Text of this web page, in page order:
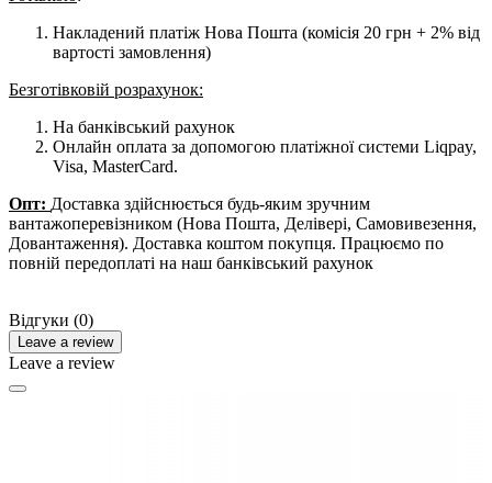
Накладений платіж Нова Пошта (комісія 20 грн + 2% від
вартості замовлення)
Безготівковій розрахунок:
На банківський рахунок
Онлайн оплата за допомогою платіжної системи Liqpay,
Visa, MasterCard.
Опт: Доставка здійснюється будь-яким зручним
вантажоперевізником (Нова Пошта, Делівері, Самовивезення,
Довантаження). Доставка коштом покупця. Працюємо по
повній передоплаті на наш банківський рахунок
Відгуки (0)
Leave a review
Leave a review